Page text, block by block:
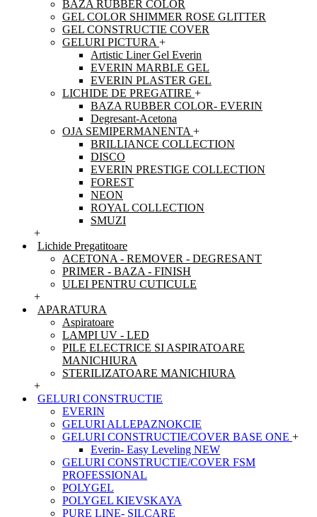
BAZA RUBBER COLOR
GEL COLOR SHIMMER ROSE GLITTER
GEL CONSTRUCTIE COVER
GELURI PICTURA +
Artistic Liner Gel Everin
EVERIN MARBLE GEL
EVERIN PLASTER GEL
LICHIDE DE PREGATIRE +
BAZA RUBBER COLOR- EVERIN
Degresant-Acetona
OJA SEMIPERMANENTA +
BRILLIANCE COLLECTION
DISCO
EVERIN PRESTIGE COLLECTION
FOREST
NEON
ROYAL COLLECTION
SMUZI
+
Lichide Pregatitoare
ACETONA - REMOVER - DEGRESANT
PRIMER - BAZA - FINISH
ULEI PENTRU CUTICULE
+
APARATURA
Aspiratoare
LAMPI UV - LED
PILE ELECTRICE SI ASPIRATOARE
MANICHIURA
STERILIZATOARE MANICHIURA
+
GELURI CONSTRUCTIE
EVERIN
GELURI ALLEPAZNOKCIE
GELURI CONSTRUCTIE/COVER BASE ONE +
Everin- Easy Leveling NEW
GELURI CONSTRUCTIE/COVER FSM
PROFESSIONAL
POLYGEL
POLYGEL KIEVSKAYA
PURE LINE- SILCARE